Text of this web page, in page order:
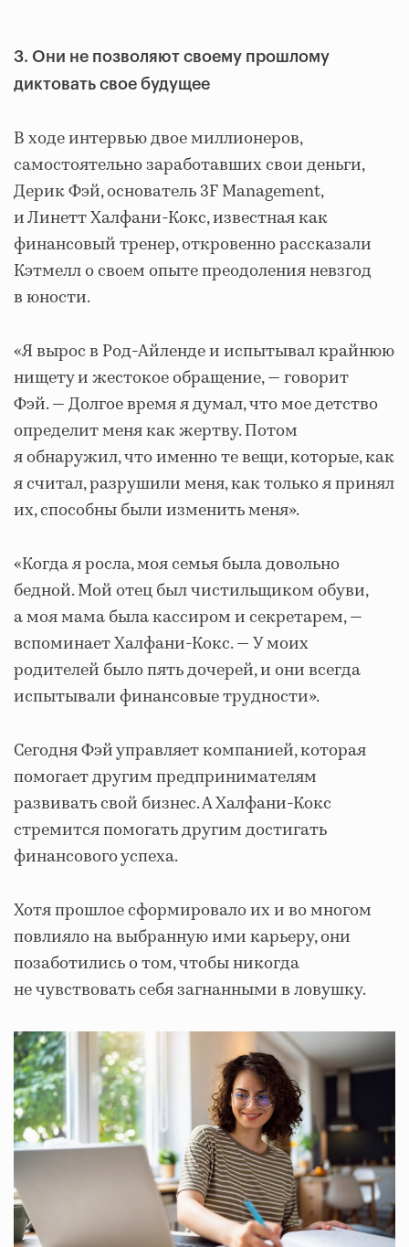
3. Они не позволяют своему прошлому
диктовать свое будущее
В ходе интервью двое миллионеров,
самостоятельно заработавших свои деньги,
Дерик Фэй, основатель 3F Management,
и Линетт Халфани-Кокс, известная как
финансовый тренер, откровенно рассказали
Кэтмелл о своем опыте преодоления невзгод
в юности.
«Я вырос в Род-Айленде и испытывал крайнюю
нищету и жестокое обращение, — говорит
Фэй. — Долгое время я думал, что мое детство
определит меня как жертву. Потом
я обнаружил, что именно те вещи, которые, как
я считал, разрушили меня, как только я принял
их, способны были изменить меня».
«Когда я росла, моя семья была довольно
бедной. Мой отец был чистильщиком обуви,
а моя мама была кассиром и секретарем, —
вспоминает Халфани-Кокс. — У моих
родителей было пять дочерей, и они всегда
испытывали финансовые трудности».
Сегодня Фэй управляет компанией, которая
помогает другим предпринимателям
развивать свой бизнес. А Халфани-Кокс
стремится помогать другим достигать
финансового успеха.
Хотя прошлое сформировало их и во многом
повлияло на выбранную ими карьеру, они
позаботились о том, чтобы никогда
не чувствовать себя загнанными в ловушку.